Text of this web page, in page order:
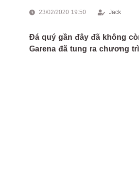
23/02/2020 19:50 Jack
Đá quý gần đây đã không
Garena đã tung ra chương